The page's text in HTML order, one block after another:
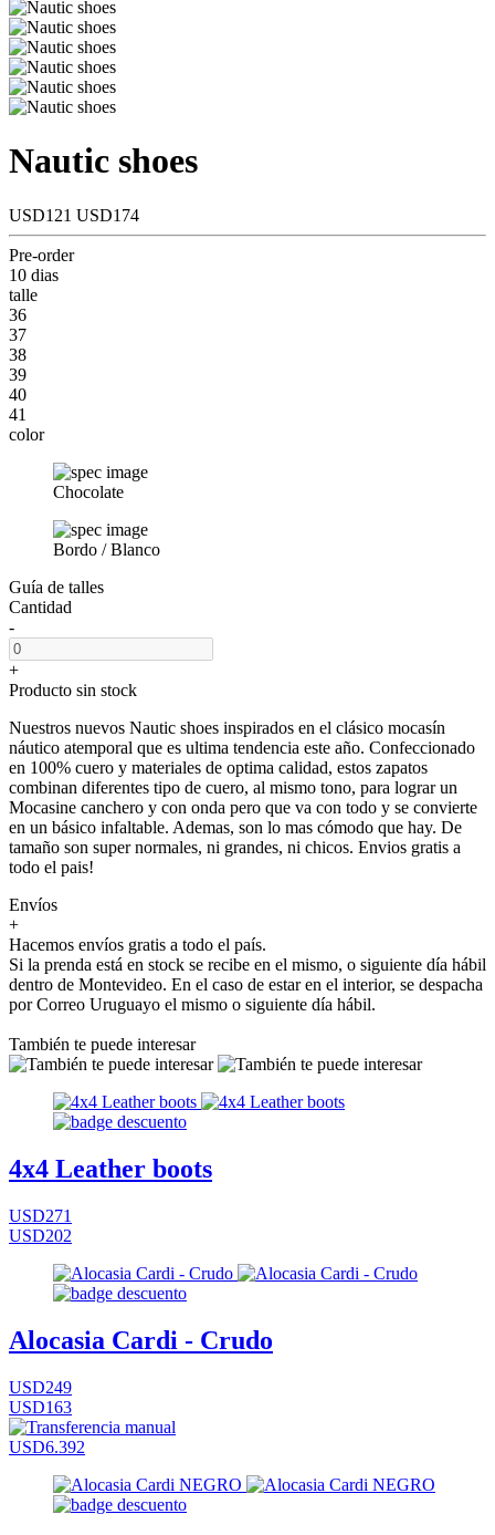
Nautic shoes
USD121 USD174
Pre-order
10 dias
talle
36
37
38
39
40
41
color
Chocolate
Bordo / Blanco
Guía de talles
Cantidad
-
+
Producto sin stock
Nuestros nuevos Nautic shoes inspirados en el clásico mocasín
náutico atemporal que es ultima tendencia este año. Confeccionado
en 100% cuero y materiales de optima calidad, estos zapatos
combinan diferentes tipo de cuero, al mismo tono, para lograr un
Mocasine canchero y con onda pero que va con todo y se convierte
en un básico infaltable. Ademas, son lo mas cómodo que hay. De
tamaño son super normales, ni grandes, ni chicos. Envios gratis a
todo el pais!
Envíos
+
Hacemos envíos gratis a todo el país.
Si la prenda está en stock se recibe en el mismo, o siguiente día hábil
dentro de Montevideo. En el caso de estar en el interior, se despacha
por Correo Uruguayo el mismo o siguiente día hábil.
También te puede interesar
4x4 Leather boots
USD271
USD202
Alocasia Cardi - Crudo
USD249
USD163
USD6.392